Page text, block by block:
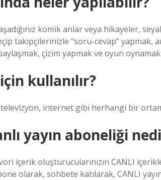
komik anlar veya hikayeler,
takipçilerinizle “soru-cevap” yapmak,
paylaşmak, çizim yapmak ve oyun oynamak.
kullanılır?
televizyon, internet gibi herhangi bir
yayın aboneliği
içerik oluşturucularınızın CANLI
olarak, sohbete katılarak, CANLI